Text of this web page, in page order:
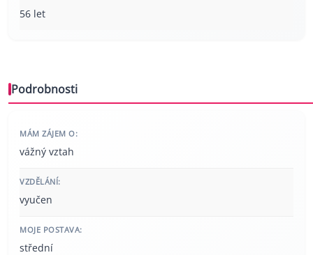
56 let
Podrobnosti
MÁM ZÁJEM O:
vážný vztah
VZDĚLÁNÍ:
vyučen
MOJE POSTAVA:
střední